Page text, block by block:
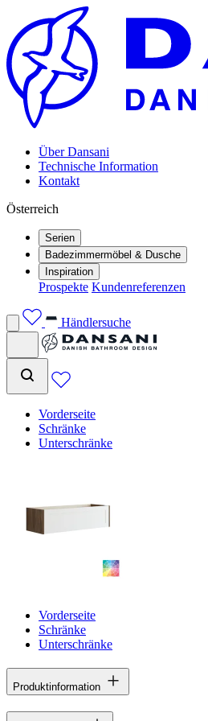
Über Dansani
Technische Information
Kontakt
Österreich
Serien
Badezimmermöbel & Dusche
Inspiration
Prospekte Kundenreferenzen
Händlersuche
Vorderseite
Schränke
Unterschränke
Vorderseite
Schränke
Unterschränke
Produktinformation